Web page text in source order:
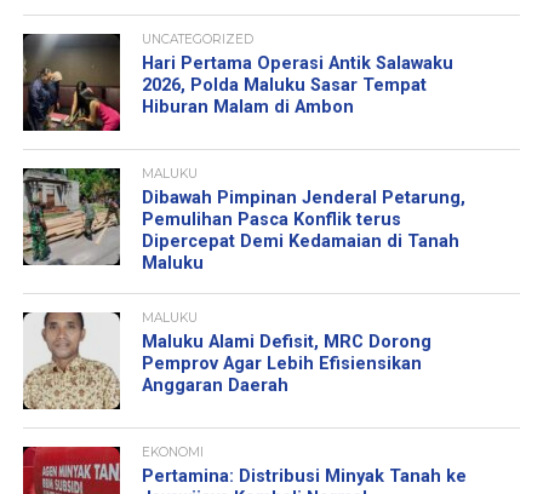
UNCATEGORIZED
Hari Pertama Operasi Antik Salawaku
2026, Polda Maluku Sasar Tempat
Hiburan Malam di Ambon
MALUKU
Dibawah Pimpinan Jenderal Petarung,
Pemulihan Pasca Konflik terus
Dipercepat Demi Kedamaian di Tanah
Maluku
MALUKU
Maluku Alami Defisit, MRC Dorong
Pemprov Agar Lebih Efisiensikan
Anggaran Daerah
EKONOMI
Pertamina: Distribusi Minyak Tanah ke